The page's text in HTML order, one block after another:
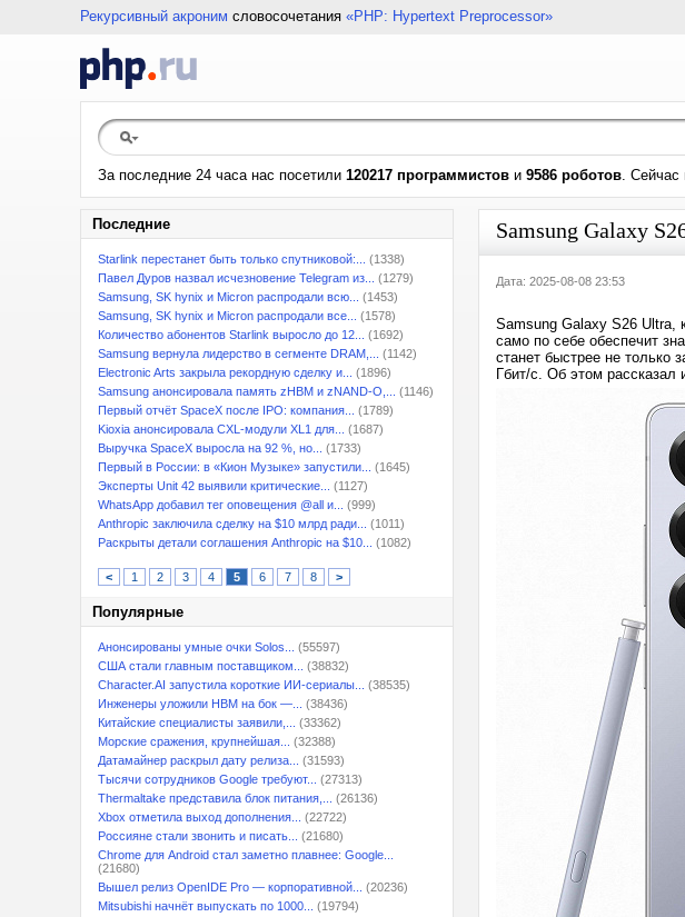
Рекурсивный акроним словосочетания «PHP: Hypertext Preprocessor»
За последние 24 часа нас посетили 120217 программистов и 9586 роботов. Сейчас
Последние
Starlink перестанет быть только спутниковой:...
(1338)
Павел Дуров назвал исчезновение Telegram из...
(1279)
Samsung, SK hynix и Micron распродали всю...
(1453)
Samsung, SK hynix и Micron распродали все...
(1578)
Количество абонентов Starlink выросло до 12...
(1692)
Samsung вернула лидерство в сегменте DRAM,...
(1142)
Electronic Arts закрыла рекордную сделку и...
(1896)
Samsung анонсировала память zHBM и zNAND-O,...
(1146)
Первый отчёт SpaceX после IPO: компания...
(1789)
Kioxia анонсировала CXL-модули XL1 для...
(1687)
Выручка SpaceX выросла на 92 %, но...
(1733)
Первый в России: в «Кион Музыке» запустили...
(1645)
Эксперты Unit 42 выявили критические...
(1127)
WhatsApp добавил тег оповещения @all и...
(999)
Anthropic заключила сделку на $10 млрд ради...
(1011)
Раскрыты детали соглашения Anthropic на $10...
(1082)
< 1 2 3 4 5 6 7 8 >
Популярные
Анонсированы умные очки Solos...
(55597)
США стали главным поставщиком...
(38832)
Character.AI запустила короткие ИИ-сериалы...
(38535)
Инженеры уложили HBM на бок —...
(38436)
Китайские специалисты заявили,...
(33362)
Морские сражения, крупнейшая...
(32388)
Датамайнер раскрыл дату релиза...
(31593)
Тысячи сотрудников Google требуют...
(27313)
Thermaltake представила блок питания,...
(26136)
Xbox отметила выход дополнения...
(22722)
Россияне стали звонить и писать...
(21680)
Chrome для Android стал заметно плавнее: Google...
(21680)
Вышел релиз OpenIDE Pro — корпоративной...
(20236)
Mitsubishi начнёт выпускать по 1000...
(19794)
Samsung Galaxy
Дата: 2025-08-08 23:53
Samsung Galaxy S26 Ultra,
само по себе обеспечит
станет быстрее не только
Гбит/с. Об этом рассказал